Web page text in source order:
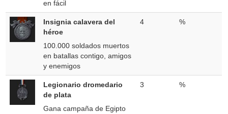
en fácil
Insignia calavera del
héroe
100.000 soldados muertos
en batallas contigo, amigos
y enemigos
4 %
Legionario dromedario
de plata
Gana campaña de Egipto
3 %